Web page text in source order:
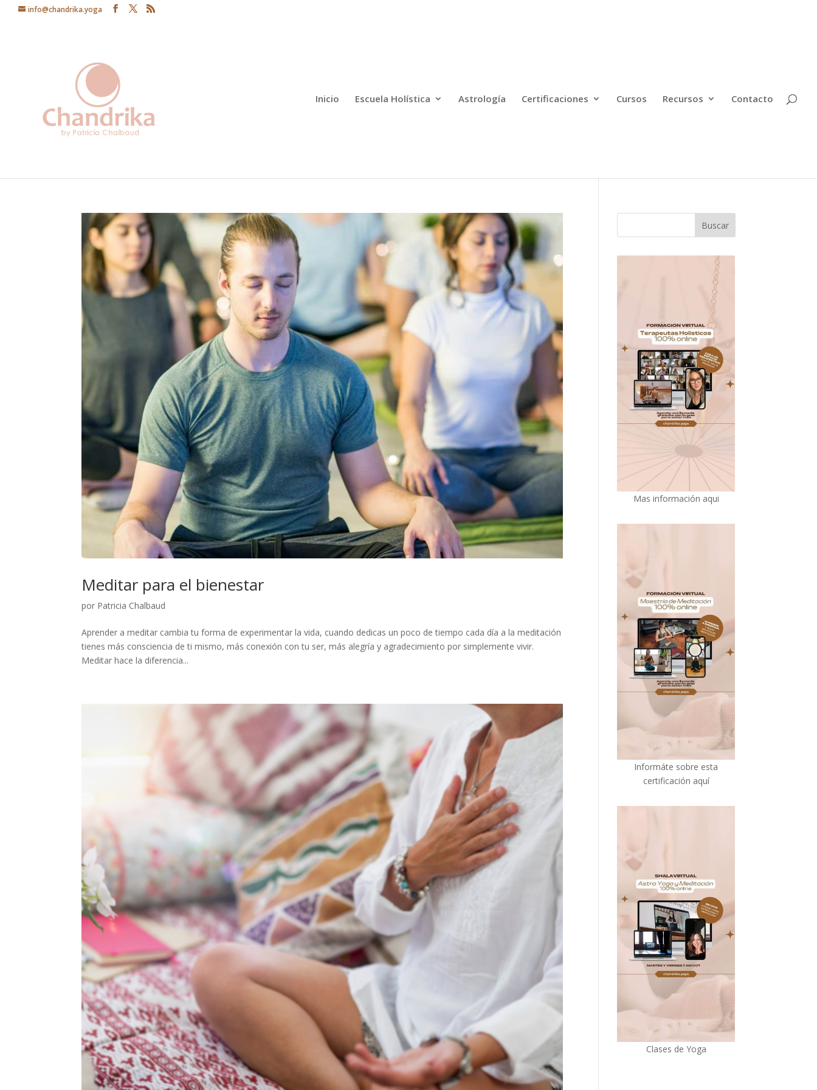
info@chandrika.yoga
Inicio Escuela Holística Astrología Certificaciones Cursos Recursos Contacto
Meditar para el bienestar
por Patricia Chalbaud
Aprender a meditar cambia tu forma de experimentar la vida, cuando dedicas un poco de tiempo cada día a la meditación
tienes más consciencia de ti mismo, más conexión con tu ser, más alegría y agradecimiento por simplemente vivir.
Meditar hace la diferencia...
Mas información aqui
Informáte sobre esta
certificación aquí
Clases de Yoga